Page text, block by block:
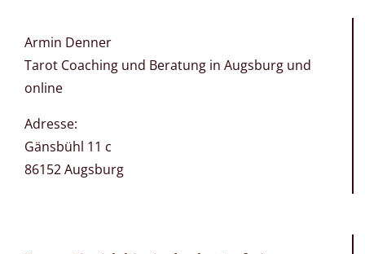
Armin Denner
Tarot Coaching und Beratung in Augsburg und
online
Adresse:
Gänsbühl 11 c
86152 Augsburg